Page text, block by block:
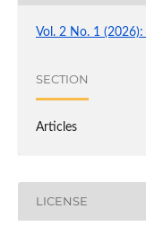
Vol. 2 No. 1
SECTION
Articles
LICENSE